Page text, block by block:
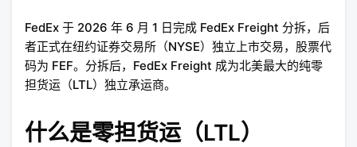
FedEx 于 2026 年 6 月 1 日完成 FedEx Freight 分拆，后
者正式在纽约证券交易所（NYSE）独立上市交易，股票代
码为 FEF。分拆后，FedEx Freight 成为北美最大的纯零
担货运（LTL）独立承运商。
什么是零担货运（LTL）